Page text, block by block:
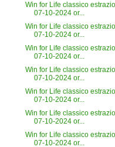
Win for Life classico
07-10-2024 or...
Win for Life classico
07-10-2024 or...
Win for Life classico
07-10-2024 or...
Win for Life classico
07-10-2024 or...
Win for Life classico
07-10-2024 or...
Win for Life classico
07-10-2024 or...
Win for Life classico
07-10-2024 or...